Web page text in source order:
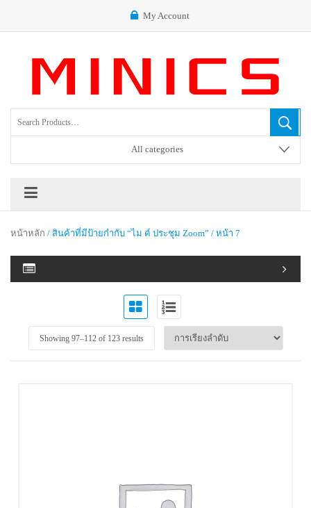
My Account
All categories
หน้าหลัก / สินค้าที่มีป้ายกำกับ “ไม ค์ ประชุม Zoom” / หน้า 7
Showing 97–112of 123 results